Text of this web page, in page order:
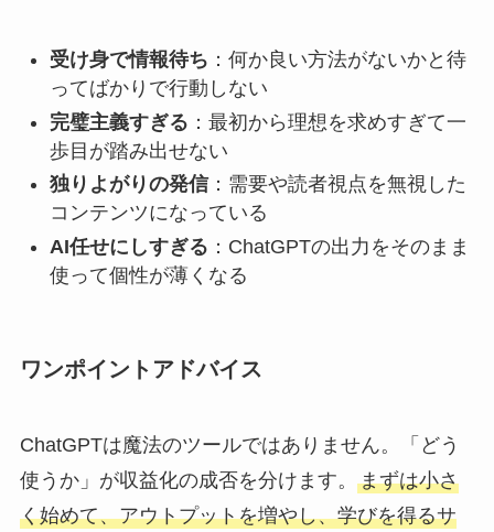
受け身で情報待ち ：何か良い方法がないかと待
ってばかりで行動しない
完璧主義すぎる ：最初から理想を求めすぎて一
歩目が踏み出せない
独りよがりの発信：需要や読者視点を無視した
コンテンツになっている
AI任せにしすぎる ：ChatGPTの出力をそのまま
使って個性が薄くなる
ワンポイントアドバイス
ChatGPTは魔法のツールではありません。「どう
使うか」が収益化の成否を分けます。 まずは小さ
く始めて、アウトプットを増やし、学びを得るサ